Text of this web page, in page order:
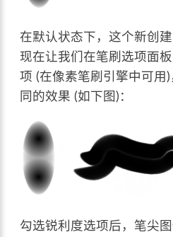
在默认状态下，这个新创
现在让我们在笔刷选项面
项 (在像素笔刷引擎中可用
同的效果 (如下图)：
勾选锐利度选项后，笔尖